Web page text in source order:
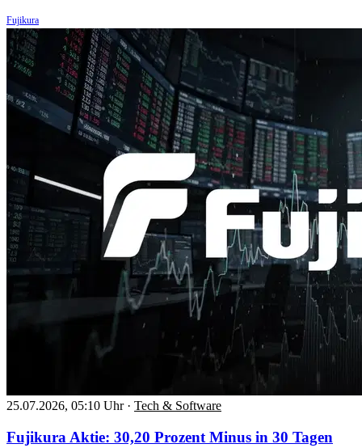
Fujikura
25.07.2026, 05:10 Uhr · Tech & Software
Fujikura Aktie: 30,20 Prozent Minus in 30 Tagen